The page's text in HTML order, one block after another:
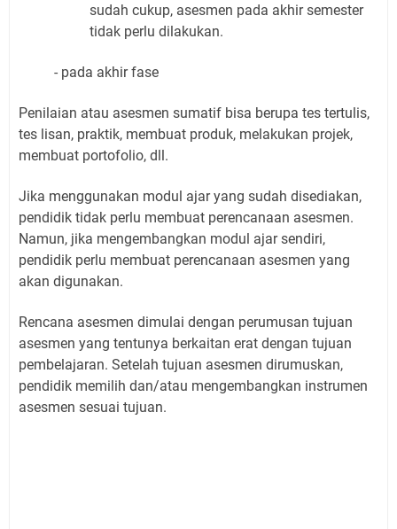
sudah cukup, asesmen pada akhir semester
tidak perlu dilakukan.
- pada akhir fase
Penilaian atau asesmen sumatif bisa berupa tes tertulis,
tes lisan, praktik, membuat produk, melakukan projek,
membuat portofolio, dll.
Jika menggunakan modul ajar yang sudah disediakan,
pendidik tidak perlu membuat perencanaan asesmen.
Namun, jika mengembangkan modul ajar sendiri,
pendidik perlu membuat perencanaan asesmen yang
akan digunakan.
Rencana asesmen dimulai dengan perumusan tujuan
asesmen yang tentunya berkaitan erat dengan tujuan
pembelajaran. Setelah tujuan asesmen dirumuskan,
pendidik memilih dan/atau mengembangkan instrumen
asesmen sesuai tujuan.